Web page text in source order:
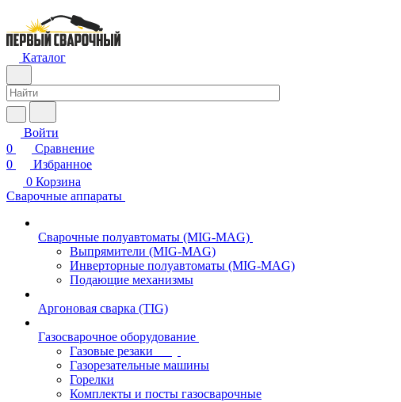
Каталог
Войти
0
Сравнение
0
Избранное
0 Корзина
Сварочные аппараты
Сварочные полуавтоматы (MIG-MAG)
Выпрямители (MIG-MAG)
Инверторные полуавтоматы (MIG-MAG)
Подающие механизмы
Аргоновая сварка (TIG)
Газосварочное оборудование
Газовые резаки
Газорезательные машины
Горелки
Комплекты и посты газосварочные